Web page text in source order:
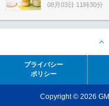
08月03日 11時30分
プライバシー
ポリシー
Copyright © 2026